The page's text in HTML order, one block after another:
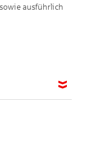
ausführlich